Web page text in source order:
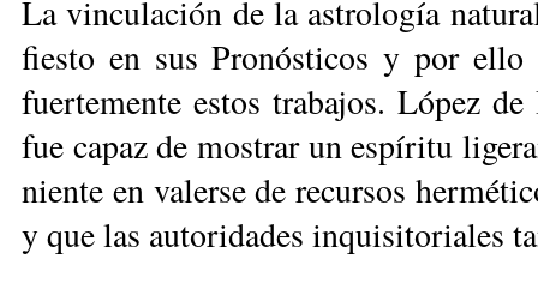
La vin­cu­la­ción de la as­tro­lo­gía
fies­to en sus Pro­nós­ti­cos y por
fuer­te­men­te es­tos tra­ba­jos. Ló­pez
fue ca­paz de mos­trar un es­pí­ri­tu
nien­te en va­ler­se de re­cur­sos
y que las au­to­ri­da­des in­qui­si­to­ria­les